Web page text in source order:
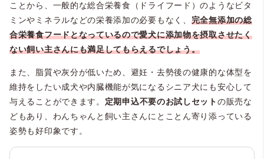
ことから、一般的な総合栄養食（ドライフード）のようなビタ
ミンやミネラルなどの栄養添加の必要もなく、 完全無添加の総
合栄養食フードとなっているので愛犬に添加物を摂取させたく
ない飼い主さんにも満足してもらえるでしょう。
また、脂質や灰分が低いため、避妊・去勢後の健康的な体型を
維持をしたい成犬や内臓機能が気になるシニア犬にも安心して
与えることができます。 定期申込不要のお試しセットの販売な
どもあり、わんちゃんと飼い主さんにとことん寄り添っている
姿勢も好印象です。